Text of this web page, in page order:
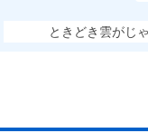
ときどき雲がじ